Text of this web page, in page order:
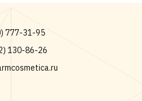
777-31-95
130-86-26